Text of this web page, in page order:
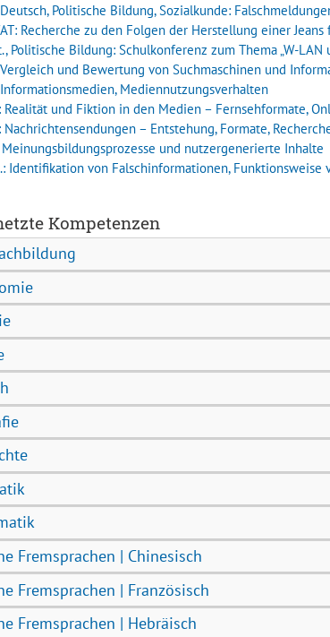
Deutsch, Politische Bildung, Sozialkunde:
Recherche zu den Folgen der Herstellung einer
Politische Bildung: Schulkonferenz zum Thema „W-
Vergleich und Bewertung von Suchmaschinen und
Informationsmedien, Mediennutzungsverhalten
Realität und Fiktion in den Medien – Fernsehformate,
Nachrichtensendungen – Entstehung, Formate,
Meinungsbildungsprozesse und nutzergenerierte Inhalte
Identifikation von Falschinformationen, Funktionsweise
Kompetenzen
Fremsprachen | Chinesisch
Fremsprachen | Französisch
Fremsprachen | Hebräisch